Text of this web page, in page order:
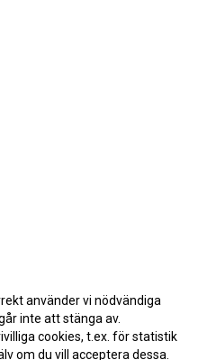
använder vi nödvändiga
inte att stänga av.
cookies, t.ex. för statistik
om du vill acceptera dessa.